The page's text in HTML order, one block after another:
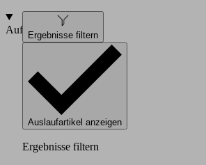
AufbauErgebnisse filtern
Auslaufartikel anzeigen
Ergebnisse filtern